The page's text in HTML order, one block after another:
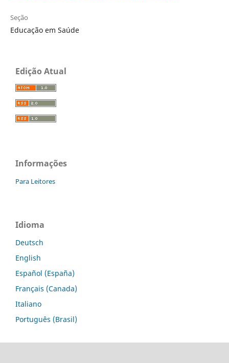
Seção
Educação em Saúde
Edição Atual
Informações
Para Leitores
Idioma
Deutsch
English
Español (España)
Français (Canada)
Italiano
Português (Brasil)